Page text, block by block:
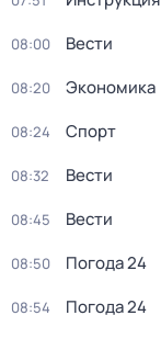
08:00 Вести
08:20 Экономика
08:24 Спорт
08:32 Вести
08:45 Вести
08:50 Погода 24
08:54 Погода 24